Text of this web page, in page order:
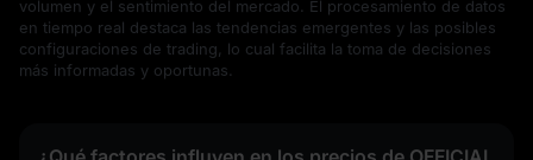
volumen y el sentimiento del mercado. El procesamiento de datos
en tiempo real destaca las tendencias emergentes y las posibles
configuraciones de trading, lo cual facilita la toma de decisiones
más informadas y oportunas.